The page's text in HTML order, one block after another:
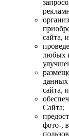
сайта,
любых
данных
сайта,
Сайта;
фото-,